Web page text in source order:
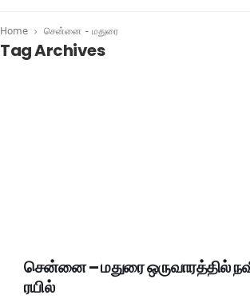
Home சென்னை - மதுரை
Tag Archives
சென்னை – மதுரை ஒருவாரத்தில்
ரயில்